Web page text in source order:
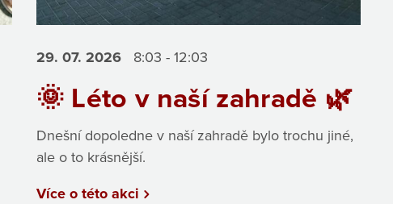
29. 07. 2026 8:03 - 12:03
🌞 Léto v naší zahradě 🌿
Dnešní dopoledne v naší zahradě bylo trochu jiné,
ale o to krásnější.
Více o této akci